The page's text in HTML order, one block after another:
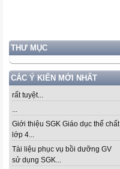
THƯ MỤC
CÁC Ý KIẾN MỚI NHẤT
rất tuyệt...
...
Giới thiệu SGK Giáo dục thể chất
lớp 4...
Tài liệu phục vụ bồi dưỡng GV
sử dụng SGK...